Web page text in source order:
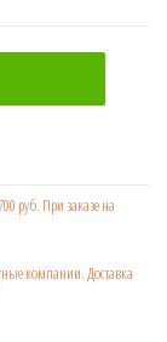
сахара на
руб. При заказе на
компании. Доставка